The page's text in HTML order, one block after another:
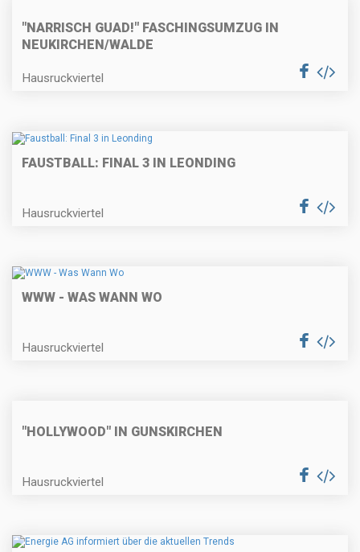
"NARRISCH GUAD!" FASCHINGSUMZUG IN
NEUKIRCHEN/WALDE
Hausruckviertel
FAUSTBALL: FINAL 3 IN LEONDING
Hausruckviertel
WWW - WAS WANN WO
Hausruckviertel
"HOLLYWOOD" IN GUNSKIRCHEN
Hausruckviertel